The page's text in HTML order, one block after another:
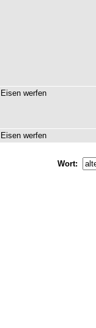
Eisen werfen
Eisen werfen
Wort: